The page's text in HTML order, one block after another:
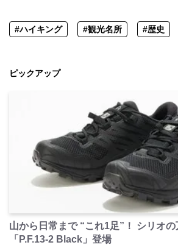
#ハイキング #観光名所 #歴史
ピックアップ
山から日常まで “これ1足”！ シリオ
「P.F.13-2 Black」登場